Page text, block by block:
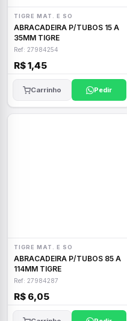
TIGRE MAT. E SO
ABRACADEIRA P/TUBOS 15 A
35MM TIGRE
Ref: 27984254
R$ 1,45
Carrinho Pedir
TIGRE MAT. E SO
ABRACADEIRA P/TUBOS 85 A
114MM TIGRE
Ref: 27984287
R$ 6,05